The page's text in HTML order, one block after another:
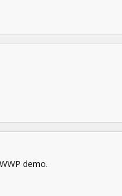
demo.